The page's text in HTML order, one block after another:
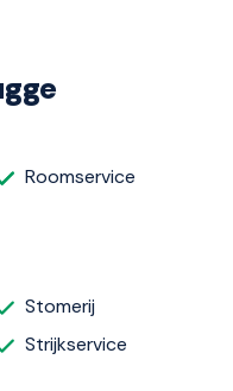
Roomservice
Stomerij
Strijkservice